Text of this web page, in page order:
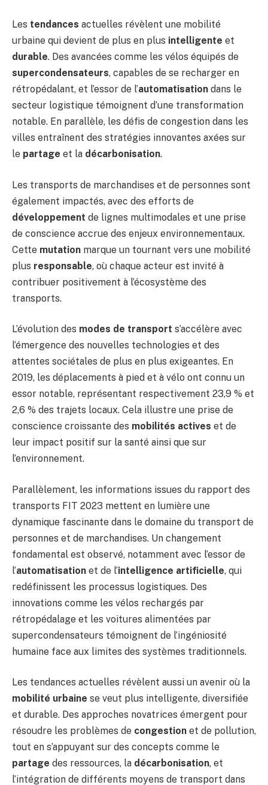
Les tendances actuelles révèlent une mobilité
urbaine qui devient de plus en plus intelligente et
durable. Des avancées comme les vélos équipés de
supercondensateurs, capables de se recharger en
rétropédalant, et l’essor de l’automatisation dans le
secteur logistique témoignent d’une transformation
notable. En parallèle, les défis de congestion dans les
villes entraînent des stratégies innovantes axées sur
le partage et la décarbonisation.
Les transports de marchandises et de personnes sont
également impactés, avec des efforts de
développement de lignes multimodales et une prise
de conscience accrue des enjeux environnementaux.
Cette mutation marque un tournant vers une mobilité
plus responsable, où chaque acteur est invité à
contribuer positivement à l’écosystème des
transports.
L’évolution des modes de transport s’accélère avec
l’émergence des nouvelles technologies et des
attentes sociétales de plus en plus exigeantes. En
2019, les déplacements à pied et à vélo ont connu un
essor notable, représentant respectivement 23,9 % et
2,6 % des trajets locaux. Cela illustre une prise de
conscience croissante des mobilités actives et de
leur impact positif sur la santé ainsi que sur
l’environnement.
Parallèlement, les informations issues du rapport des
transports FIT 2023 mettent en lumière une
dynamique fascinante dans le domaine du transport de
personnes et de marchandises. Un changement
fondamental est observé, notamment avec l’essor de
l’automatisation et de l’intelligence artificielle, qui
redéfinissent les processus logistiques. Des
innovations comme les vélos rechargés par
rétropédalage et les voitures alimentées par
supercondensateurs témoignent de l’ingéniosité
humaine face aux limites des systèmes traditionnels.
Les tendances actuelles révèlent aussi un avenir où la
mobilité urbaine se veut plus intelligente, diversifiée
et durable. Des approches novatrices émergent pour
résoudre les problèmes de congestion et de pollution,
tout en s’appuyant sur des concepts comme le
partage des ressources, la décarbonisation, et
l’intégration de différents moyens de transport dans